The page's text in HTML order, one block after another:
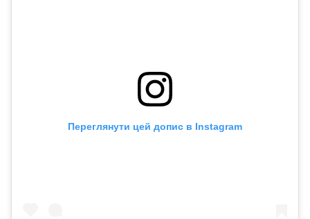
Переглянути цей допис в Instagram